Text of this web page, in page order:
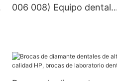
006 008) Equipo dental